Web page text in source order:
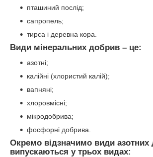
пташиний послід;
сапропель;
тирса і деревна кора.
Види мінеральних добрив – це:
азотні;
калійні (хлористий калій);
вапняні;
хлоровмісні;
мікродобрива;
фосфорні добрива.
Окремо відзначимо види
випускаються у трьох видах: